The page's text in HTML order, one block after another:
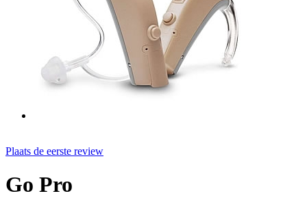
Plaats de eerste review
Go Pro